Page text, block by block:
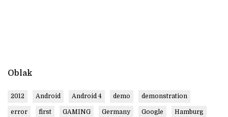
Oblak
2012 Android Android 4 demo demonstration
error first GAMING Germany Google Hamburg